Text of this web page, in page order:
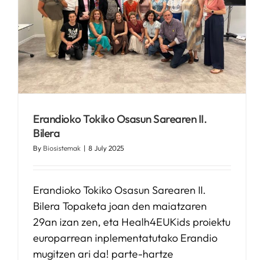
Erandioko Tokiko Osasun Sarearen II.
Bilera
By Biosistemak | 8 July 2025
Erandioko Tokiko Osasun Sarearen II.
Bilera Topaketa joan den maiatzaren
29an izan zen, eta Healh4EUKids proiektu
europarrean inplementatutako Erandio
mugitzen ari da! parte-hartze